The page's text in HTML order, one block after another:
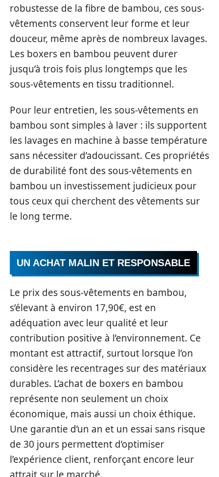
robustesse de la fibre de bambou, ces sous-
vêtements conservent leur forme et leur
douceur, même après de nombreux lavages.
Les boxers en bambou peuvent durer
jusqu’à trois fois plus longtemps que les
sous-vêtements en tissu traditionnel.
Pour leur entretien, les sous-vêtements en
bambou sont simples à laver : ils supportent
les lavages en machine à basse température
sans nécessiter d’adoucissant. Ces propriétés
de durabilité font des sous-vêtements en
bambou un investissement judicieux pour
tous ceux qui cherchent des vêtements sur
le long terme.
UN ACHAT MALIN ET RESPONSABLE
Le prix des sous-vêtements en bambou,
s’élevant à environ 17,90€, est en
adéquation avec leur qualité et leur
contribution positive à l’environnement. Ce
montant est attractif, surtout lorsque l’on
considère les recentrages sur des matériaux
durables. L’achat de boxers en bambou
représente non seulement un choix
économique, mais aussi un choix éthique.
Une garantie d’un an et un essai sans risque
de 30 jours permettent d’optimiser
l’expérience client, renforçant encore leur